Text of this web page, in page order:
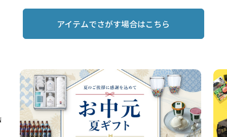
アイテムでさがす場合はこちら